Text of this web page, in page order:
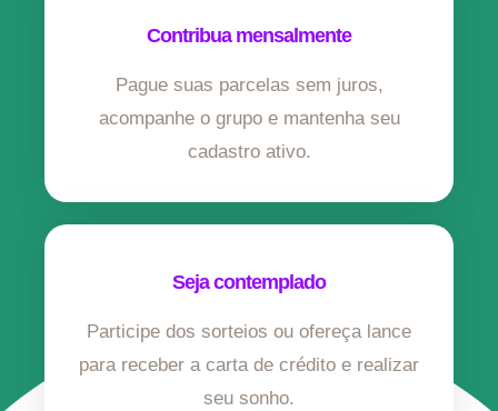
Contribua mensalmente
Pague suas parcelas sem juros,
acompanhe o grupo e mantenha seu
cadastro ativo.
Seja contemplado
Participe dos sorteios ou ofereça lance
para receber a carta de crédito e realizar
seu sonho.